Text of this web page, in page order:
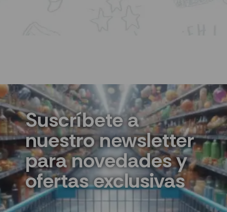
Suscríbete a
nuestro newsletter
para novedades y
ofertas exclusivas